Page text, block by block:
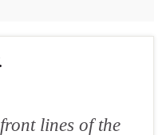
lines of the